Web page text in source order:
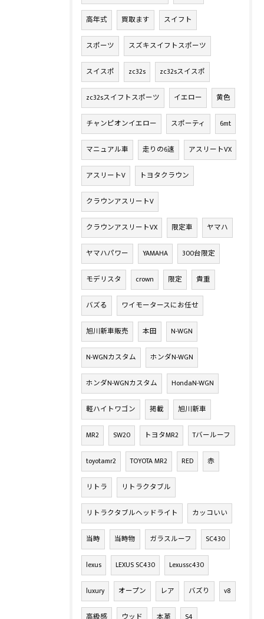
高年式 買取ます スイフト
スポーツ スズキスイフトスポーツ
スイスポ zc32s zc32sスイスポ
zc32sスイフトスポーツ イエロー 黄色
チャンピオンイエロー スポーティ 6mt
マニュアル車 走りの6速 アスリートVX
アスリートV トヨタクラウン
クラウンアスリートV
クラウンアスリートVX 限定車 ヤマハ
ヤマハパワー YAMAHA 300台限定
モデリスタ crown 限定 貴重
バズる ワイモータースにお任せ
旭川新車販売 本田 N-WGN
N-WGNカスタム ホンダN-WGN
ホンダN-WGNカスタム HondaN-WGN
軽ハイトワゴン 掲載 旭川新車
MR2 SW20 トヨタMR2 Tバールーフ
toyotamr2 TOYOTA MR2 RED 赤
リトラ リトラクタブル
リトラクタブルヘッドライト カッコいい
当時 当時物 ガラスルーフ SC430
lexus LEXUS SC430 Lexussc430
luxury オープン レア バズり v8